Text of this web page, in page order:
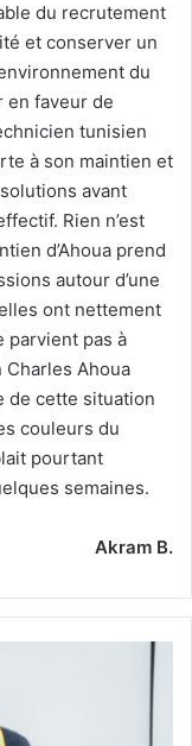
du recrutement
et conserver un
du
en faveur de
tunisien
à son maintien et
avant
Rien n’est
d’Ahoua prend
autour d’une
ont nettement
parvient pas à
Ahoua
de cette situation
couleurs du
pourtant
semaines.
Akram B.